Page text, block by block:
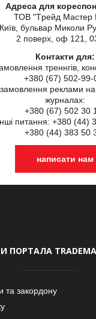
Адреса для
ТОВ "Tрейд Мастер
бульвар Миколи
2 поверх, оф 121,
Контакти для:
треннгів,
+380 (67) 502-99-
замовлення реклами на
журналах:
+380 (67) 502 30
питання: +380 (44)
+380 (44) 383 50
написати нам
ПОРТАЛА
та закордону